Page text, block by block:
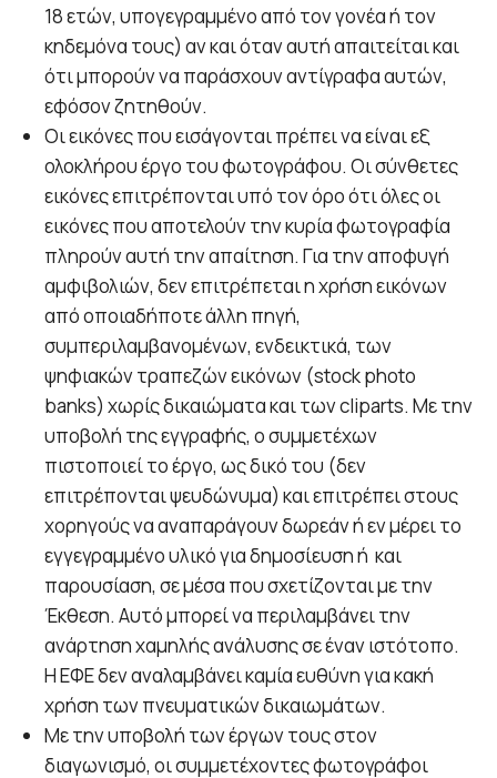
18 ετών, υπογεγραμμένο από τον γονέα ή τον
κηδεμόνα τους) αν και όταν αυτή απαιτείται και
ότι μπορούν να παράσχουν αντίγραφα αυτών,
εφόσον ζητηθούν.
Οι εικόνες που εισάγονται πρέπει να είναι εξ
ολοκλήρου έργο του φωτογράφου. Οι σύνθετες
εικόνες επιτρέπονται υπό τον όρο ότι όλες οι
εικόνες που αποτελούν την κυρία φωτογραφία
πληρούν αυτή την απαίτηση. Για την αποφυγή
αμφιβολιών, δεν επιτρέπεται η χρήση εικόνων
από οποιαδήποτε άλλη πηγή,
συμπεριλαμβανομένων, ενδεικτικά, των
ψηφιακών τραπεζών εικόνων (stock photo
banks) χωρίς δικαιώματα και των cliparts. Με την
υποβολή της εγγραφής, ο συμμετέχων
πιστοποιεί το έργο, ως δικό του (δεν
επιτρέπονται ψευδώνυμα) και επιτρέπει στους
χορηγούς να αναπαράγουν δωρεάν ή εν μέρει το
εγγεγραμμένο υλικό για δημοσίευση ή και
παρουσίαση, σε μέσα που σχετίζονται με την
Έκθεση. Αυτό μπορεί να περιλαμβάνει την
ανάρτηση χαμηλής ανάλυσης σε έναν ιστότοπο.
Η ΕΦΕ δεν αναλαμβάνει καμία ευθύνη για κακή
χρήση των πνευματικών δικαιωμάτων.
Με την υποβολή των έργων τους στον
διαγωνισμό, οι συμμετέχοντες φωτογράφοι